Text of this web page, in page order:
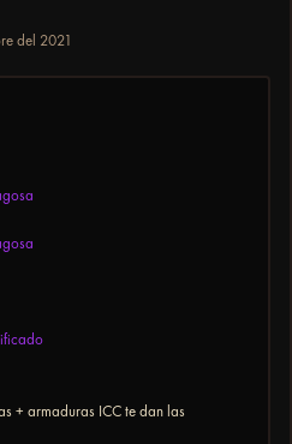
del 2021
+ armaduras ICC te dan las